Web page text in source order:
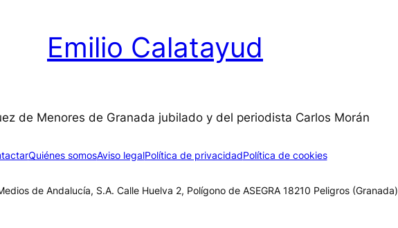
Emilio Calatayud
de Menores de Granada jubilado y del periodista Carlos Morán
Quiénes somosAviso legalPolítica de privacidadPolítica de cookies
de Andalucía, S.A. Calle Huelva 2, Polígono de ASEGRA 18210 Peligros (Granada)